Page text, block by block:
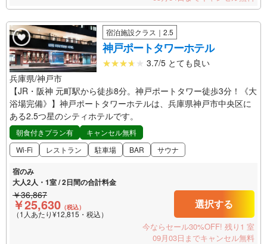
宿泊施設クラス｜2.5
神戸ポートタワーホテル
3.7/5 とても良い
兵庫県/神戸市
【JR・阪神 元町駅から徒歩8分。神戸ポートタワー徒歩3分！《大
浴場完備》】神戸ポートタワーホテルは、兵庫県神戸市中央区に
ある2.5つ星のシティホテルです。
朝食付きプラン有
キャンセル無料
Wi-Fi
レストラン 駐車場 BAR サウナ
宿のみ
大人2人・1室 / 2日間の合計料金
￥36,867
￥25,630 （税込）
（1人あたり¥12,815・税込）
選択する
今ならセール30%OFF! 残り1 室
09月03日までキャンセル無料